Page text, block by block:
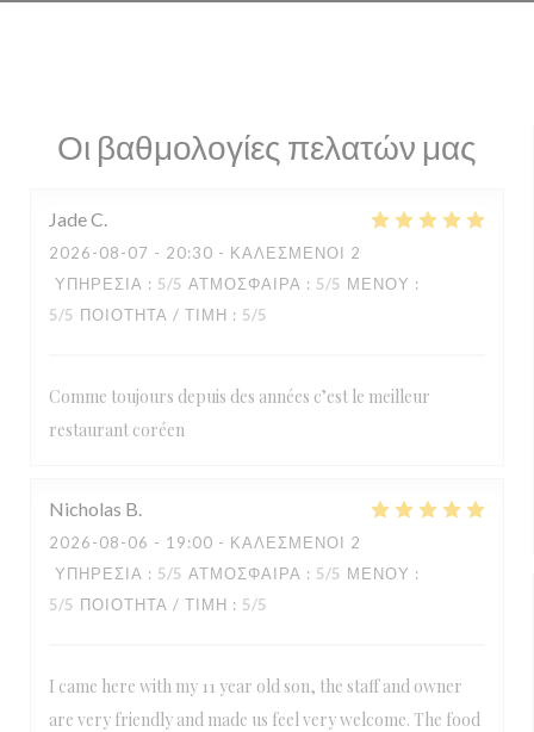
Οι βαθμολογίες πελατών μας
JadeC
2026-08-07 - 20:30 - ΚΑΛΕΣΜΈΝΟΙ 2
ΥΠΗΡΕΣΊΑ : 5/5 ΑΤΜΌΣΦΑΙΡΑ : 5/5 ΜΕΝΟΎ :
5/5 ΠΟΙΌΤΗΤΑ / ΤΙΜΉ : 5/5
Comme toujours depuis des années c’est le meilleur
restaurant coréen
Nicholas B
2026-08-06 - 19:00 - ΚΑΛΕΣΜΈΝΟΙ 2
ΥΠΗΡΕΣΊΑ : 5/5 ΑΤΜΌΣΦΑΙΡΑ : 5/5 ΜΕΝΟΎ :
5/5 ΠΟΙΌΤΗΤΑ / ΤΙΜΉ : 5/5
I came here with my 11 year old son, the staff and owner
are very friendly and made us feel very welcome. The food